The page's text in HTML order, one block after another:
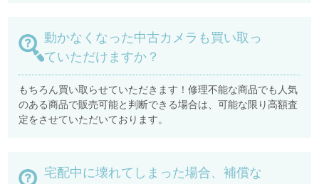
動かなくなった中古カメラも買い取っ
ていただけますか？
もちろん買い取らせていただきます！修理不能な商品でも人気
のある商品で販売可能と判断できる場合は、可能な限り高額査
定をさせていただいております。
宅配中に壊れてしまった場合、補償な